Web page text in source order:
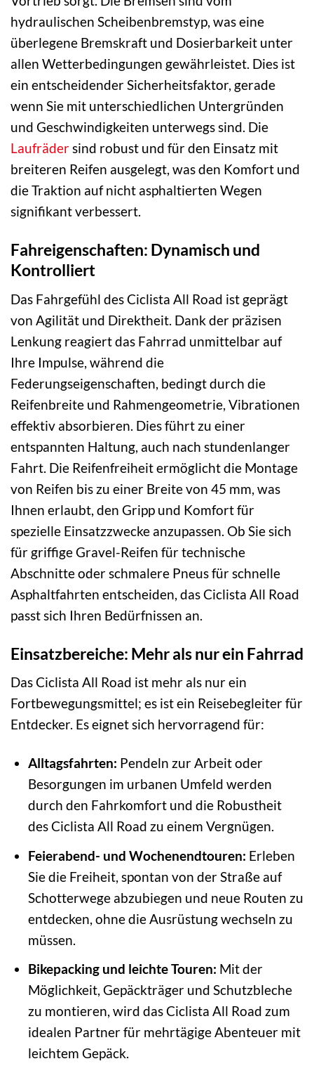
hydraulischen Scheibenbremstyp, was eine
überlegene Bremskraft und Dosierbarkeit unter
allen Wetterbedingungen gewährleistet. Dies ist
ein entscheidender Sicherheitsfaktor, gerade
wenn Sie mit unterschiedlichen Untergründen
und Geschwindigkeiten unterwegs sind. Die
Laufrädersind robust und für den Einsatz mit
breiteren Reifen ausgelegt, was den Komfort und
die Traktion auf nicht asphaltierten Wegen
signifikant verbessert.
Fahreigenschaften: Dynamisch und
Kontrolliert
Das Fahrgefühl des Ciclista All Road ist geprägt
von Agilität und Direktheit. Dank der präzisen
Lenkung reagiert das Fahrrad unmittelbar auf
Ihre Impulse, während die
Federungseigenschaften, bedingt durch die
Reifenbreite und Rahmengeometrie, Vibrationen
effektiv absorbieren. Dies führt zu einer
entspannten Haltung, auch nach stundenlanger
Fahrt. Die Reifenfreiheit ermöglicht die Montage
von Reifen bis zu einer Breite von 45 mm, was
Ihnen erlaubt, den Gripp und Komfort für
spezielle Einsatzzwecke anzupassen. Ob Sie sich
für griffige Gravel-Reifen für technische
Abschnitte oder schmalere Pneus für schnelle
Asphaltfahrten entscheiden, das Ciclista All Road
passt sich Ihren Bedürfnissen an.
Einsatzbereiche: Mehr als nur ein Fahrrad
Das Ciclista All Road ist mehr als nur ein
Fortbewegungsmittel; es ist ein Reisebegleiter für
Entdecker. Es eignet sich hervorragend für:
Alltagsfahrten: Pendeln zur Arbeit oder
Besorgungen im urbanen Umfeld werden
durch den Fahrkomfort und die Robustheit
des Ciclista All Road zu einem Vergnügen.
Feierabend- und Wochenendtouren: Erleben
Sie die Freiheit, spontan von der Straße auf
Schotterwege abzubiegen und neue Routen zu
entdecken, ohne die Ausrüstung wechseln zu
müssen.
Bikepacking und leichte Touren: Mit der
Möglichkeit, Gepäckträger und Schutzbleche
zu montieren, wird das Ciclista All Road zum
idealen Partner für mehrtägige Abenteuer mit
leichtem Gepäck.